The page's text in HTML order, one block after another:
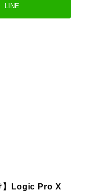
LINE
】Logic Pro X